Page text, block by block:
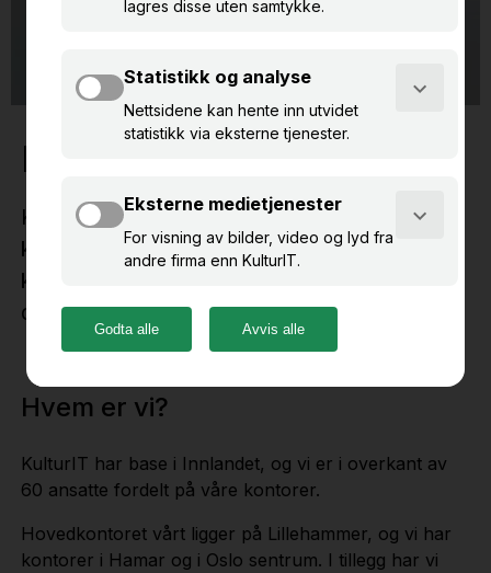
Hva er KulturIT?
KulturIT er et IT-selskap av og for
kultursektoren, og som brenner for å gjøre
kultursektoren enda bedre gjennom
digitalisering.
Hvem er vi?
KulturIT har base i Innlandet, og vi er i overkant av
60 ansatte fordelt på våre kontorer.
Hovedkontoret vårt ligger på Lillehammer, og vi har
kontorer i Hamar og i Oslo sentrum. I tillegg har vi